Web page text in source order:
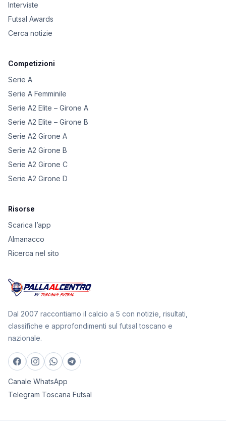
Interviste
Futsal Awards
Cerca notizie
Competizioni
Serie A
Serie A Femminile
Serie A2 Elite – Girone A
Serie A2 Elite – Girone B
Serie A2 Girone A
Serie A2 Girone B
Serie A2 Girone C
Serie A2 Girone D
Risorse
Scarica l’app
Almanacco
Ricerca nel sito
Dal 2007 raccontiamo il calcio a 5 con notizie, risultati,
classifiche e approfondimenti sul futsal toscano e
nazionale.
Canale WhatsApp
Telegram Toscana Futsal